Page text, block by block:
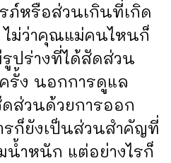
ภ์หรือส่วนเกินที่เกิด
ไม่ว่าคุณแม่คนไหนก็
ปร่างที่ได้สัดส่วน
รั้ง นอกการดูแล
ส่วนด้วยการออก
รก็ยังเป็นส่วนสำคัญที่
น้ำหนัก แต่อย่างไรก็